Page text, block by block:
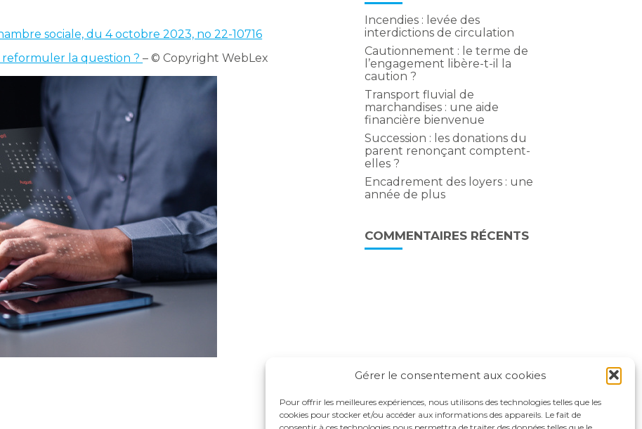
Gérer le consentement aux cookies
Pour offrir les meilleures expériences, nous utilisons des technologies telles que les
cookies pour stocker et/ou accéder aux informations des appareils. Le fait de
sociale, du 4 octobre 2023, no 22-10716
reformuler la question ?– © Copyright WebLex
Incendies : levée des
interdictions de circulation
Cautionnement : le terme de
l’engagement libère-t-il la
caution ?
Transport fluvial de
marchandises : une aide
financière bienvenue
Succession : les donations du
parent renonçant comptent-
elles ?
Encadrement des loyers : une
année de plus
COMMENTAIRES RÉCENTS